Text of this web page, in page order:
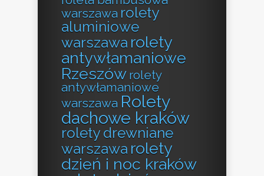
warszawa rolety
aluminiowe
warszawa rolety
antywłamaniowe
Rzeszów rolety
antywłamaniowe
warszawa Rolety
dachowe kraków
rolety drewniane
warszawa rolety
dzień i noc kraków